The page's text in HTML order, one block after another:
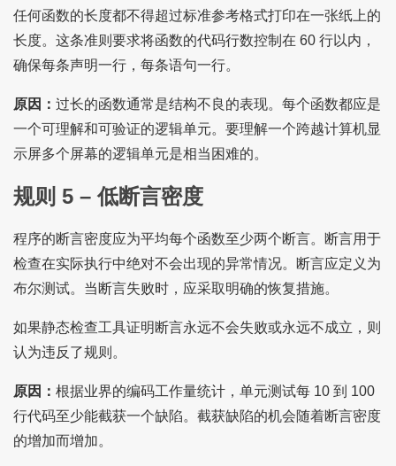
任何函数的长度都不得超过标准参考格式打印在一张纸上的
长度。这条准则要求将函数的代码行数控制在 60 行以内，
确保每条声明一行，每条语句一行。
原因： 过长的函数通常是结构不良的表现。每个函数都应是
一个可理解和可验证的逻辑单元。要理解一个跨越计算机显
示屏多个屏幕的逻辑单元是相当困难的。
规则 5 – 低断言密度
程序的断言密度应为平均每个函数至少两个断言。断言用于
检查在实际执行中绝对不会出现的异常情况。断言应定义为
布尔测试。当断言失败时，应采取明确的恢复措施。
如果静态检查工具证明断言永远不会失败或永远不成立，则
认为违反了规则。
原因： 根据业界的编码工作量统计，单元测试每 10 到 100
行代码至少能截获一个缺陷。截获缺陷的机会随着断言密度
的增加而增加。